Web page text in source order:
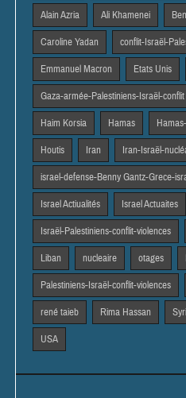
Alain Azria Ali Khamenei
Caroline Yadan conflit-Israël-
Emmanuel Macron Etats Unis
Gaza-armée-Palestiniens-Israël-conflit
Haim Korsia Hamas
Houtis Iran Iran-Israël-
israel-defense-Benny Gantz-Grece-
Israel Actiualités Israel Actuaites
Israël-Palestiniens-conflit-violences
Liban nucleaire otages
Palestiniens-Israël-conflit-violences
rené taieb Rima Hassan
USA